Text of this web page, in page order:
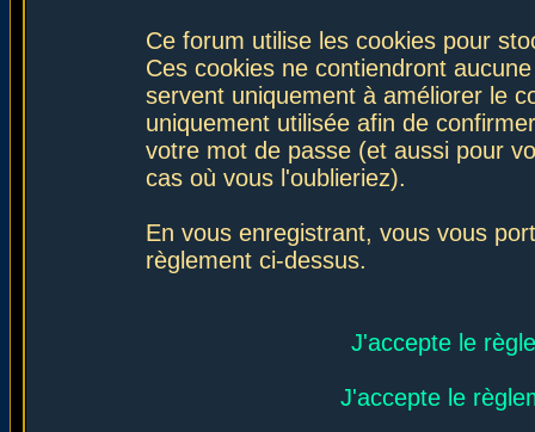
Ce forum utilise les cookies pour
Ces cookies ne contiendront
servent uniquement à améliorer le
uniquement utilisée afin de
votre mot de passe (et aussi pour
cas où vous l'oublieriez).
En vous enregistrant, vous vous
règlement ci-dessus.
J'accepte le
J'accepte le